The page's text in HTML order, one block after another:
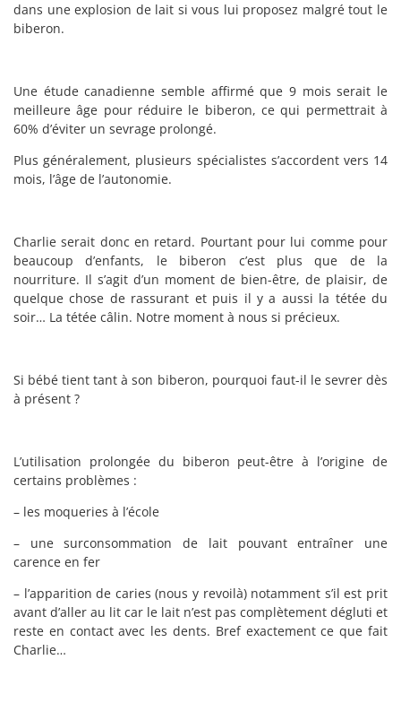
dans une explosion de lait si vous lui proposez malgré tout le
biberon.
Une étude canadienne semble affirmé que 9 mois serait le
meilleure âge pour réduire le biberon, ce qui permettrait à
60% d’éviter un sevrage prolongé.
Plus généralement, plusieurs spécialistes s’accordent vers 14
mois, l’âge de l’autonomie.
Charlie serait donc en retard. Pourtant pour lui comme pour
beaucoup d’enfants, le biberon c’est plus que de la
nourriture. Il s’agit d’un moment de bien-être, de plaisir, de
quelque chose de rassurant et puis il y a aussi la tétée du
soir… La tétée câlin. Notre moment à nous si précieux.
Si bébé tient tant à son biberon, pourquoi faut-il le sevrer dès
à présent ?
L’utilisation prolongée du biberon peut-être à l’origine de
certains problèmes :
– les moqueries à l’école
– une surconsommation de lait pouvant entraîner une
carence en fer
– l’apparition de caries (nous y revoilà) notamment s’il est prit
avant d’aller au lit car le lait n’est pas complètement dégluti et
reste en contact avec les dents. Bref exactement ce que fait
Charlie…